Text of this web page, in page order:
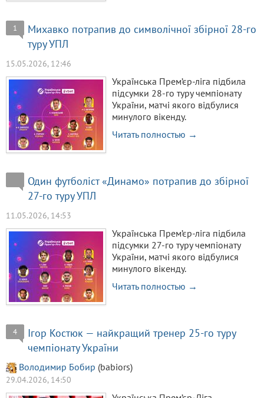
1
Михавко потрапив до символічної збірної 28-го
туру УПЛ
15.05.2026, 12:46
Українська Прем’єр-ліга підбила
підсумки 28-го туру чемпіонату
України, матчі якого відбулися
минулого вікенду.
Читать полностью →
Один футболіст «Динамо» потрапив до збірної
27-го туру УПЛ
11.05.2026, 14:53
Українська Прем’єр-ліга підбила
підсумки 27-го туру чемпіонату
України, матчі якого відбулися
минулого вікенду.
Читать полностью →
4
Ігор Костюк — найкращий тренер 25-го туру
чемпіонату України
Володимир Бобир (babiors)
29.04.2026, 14:50